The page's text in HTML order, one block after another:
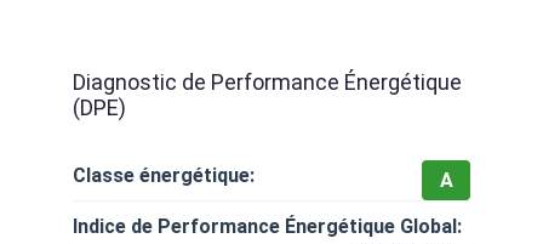
Diagnostic de Performance Énergétique
(DPE)
Classe énergétique:
A
Indice de Performance Énergétique Global: